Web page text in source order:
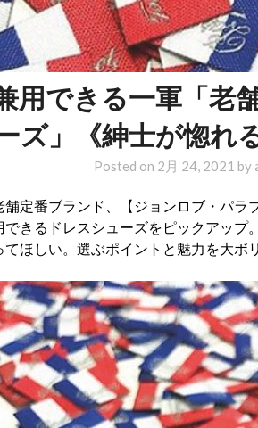
用できる一軍「老
ズ」《紳士が惚れ
Posted on 2月 24, 2021 by
定番ブランド、【ジョンロブ・パラ
できるドレスシューズをピックアップ
ほしい。選ぶポイントと魅力を大ボ